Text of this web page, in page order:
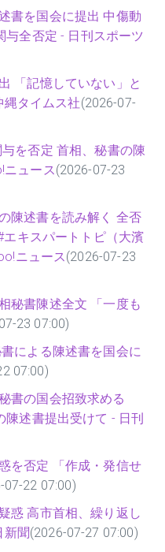
書を国会に提出 中傷動
全否定 - 日刊スポーツ
「記憶していない」と
タイムス社(2026-07-
を否定 首相、秘書の陳
ニュース(2026-07-23
陳述書を読み解く 全否
キスパートトピ（大濱
ニュース(2026-07-23
秘書陳述全文 「一度も
23 07:00)
による陳述書を国会に
07:00)
書の国会招致求める
陳述書提出受けて - 日刊
を否定 「作成・発信せ
07-22 07:00)
惑 高市首相、繰り返し
新聞(2026-07-27 07:00)